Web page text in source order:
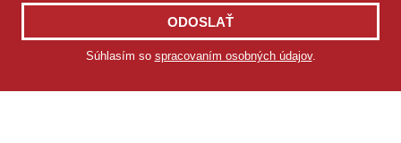
ODOSLAŤ
Súhlasím so spracovaním osobných údajov.